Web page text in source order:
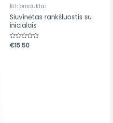
Kiti produktai
Siuvinėtas rankšluostis su
inicialais
Įvertinimas:
0
€15.50